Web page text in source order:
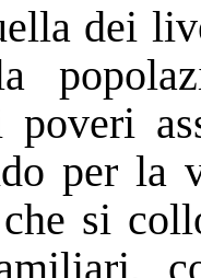
dei
poveri
per la
si